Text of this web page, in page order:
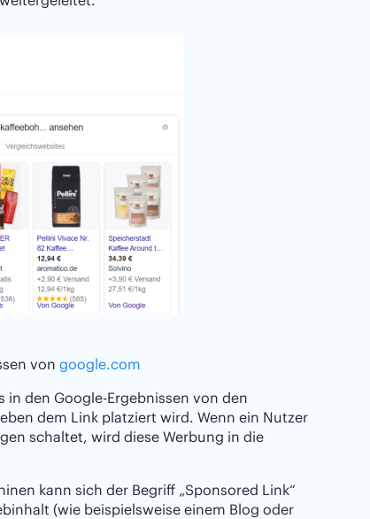
von google.com
den Google-Ergebnissen von den
dem Link platziert wird. Wenn ein Nutzer
schaltet, wird diese Werbung in die
kann sich der Begriff „Sponsored Link“
(wie beispielsweise einem Blog oder